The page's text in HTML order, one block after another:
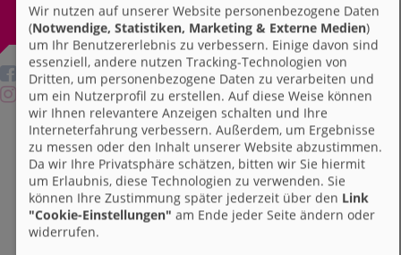
ganz schön schwer 🍀
Wir nutzen auf unserer Website personenbezogene Daten
(Notwendige, Statistiken, Marketing & Externe Medien)
um Ihr Benutzererlebnis zu verbessern. Einige davon sind
essenziell, andere nutzen Tracking-Technologien von
Dritten, um personenbezogene Daten zu verarbeiten und
um ein Nutzerprofil zu erstellen. Auf diese Weise können
wir Ihnen relevantere Anzeigen schalten und Ihre
Interneterfahrung verbessern. Außerdem, um Ergebnisse
zu messen oder den Inhalt unserer Website abzustimmen.
Da wir Ihre Privatsphäre schätzen, bitten wir Sie hiermit
um Erlaubnis, diese Technologien zu verwenden. Sie
können Ihre Zustimmung später jederzeit über den Link
"Cookie-Einstellungen" am Ende jeder Seite ändern oder
widerrufen.